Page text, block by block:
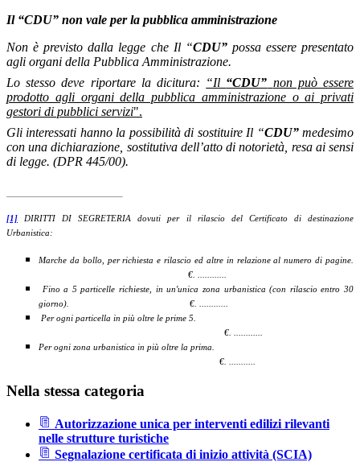
Il “CDU” non vale per la pubblica amministrazione
Non è previsto dalla legge che Il “CDU” possa essere presentato
agli organi della Pubblica Amministrazione.
Lo stesso deve riportare la dicitura: “Il “CDU” non può essere
prodotto agli organi della pubblica amministrazione o ai privati
gestori di pubblici servizi".
Gli interessati hanno la possibilità di sostituire Il “CDU”medesimo
con unadichiarazione, sostitutiva dell’atto di notorietà, resa ai sensi
di legge. (DPR 445/00).
[1] DIRITTI DI SEGRETERIA dovuti per il rilascio del Certificato di destinazione
Urbanistica:
Marche da bollo, per richiesta e rilascio ed altre in relazione al numero di pagine.
€. ............
Fino a 5 particelle richieste, in un'unica zona urbanistica (con rilascio entro 30
giorno). €. ............
Per ogni particella in più oltre le prime 5.
€. ............
Per ogni zona urbanistica in più oltre la prima.
€. ...........
Nella stessa categoria
Autorizzazione unica per interventi edilizi rilevanti
nelle strutture turistiche
Segnalazione certificata di inizio attività (SCIA)